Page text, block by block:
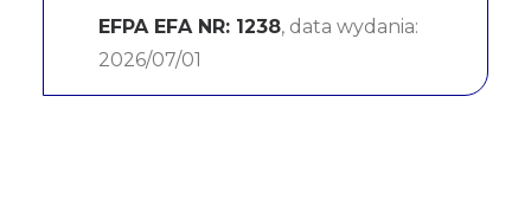
EFPA EFA NR: 1238, data wydania:
2026/07/01